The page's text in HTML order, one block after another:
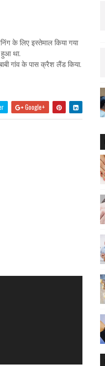
के लिए इस्तेमाल किया गया
हुआ था.
गांव के पास क्रैश लैंड किया.
Google+